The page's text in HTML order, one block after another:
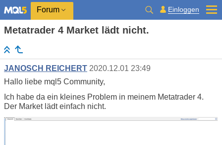
Forum Einloggen
Metatrader 4 Market lädt nicht.
JANOSCH REICHERT 2020.12.01 23:49
Hallo liebe mql5 Community,
Ich habe da ein kleines Problem in meinem Metatrader 4.
Der Market lädt einfach nicht.